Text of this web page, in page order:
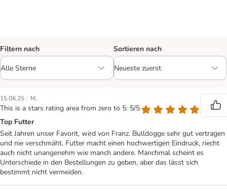
Filtern nach Sortieren nach
15.06.25 | M.
This is a stars rating area from zero to 5: 5/5
Top Futter
Seit Jahren unser Favorit, wird von Franz. Bulldogge sehr gut vertragen
und nie verschmäht. Futter macht einen hochwertigen Eindruck, riecht
auch nicht unangenehm wie manch andere. Manchmal scheint es
Unterschiede in den Bestellungen zu geben, aber das lässt sich
bestimmt nicht vermeiden.